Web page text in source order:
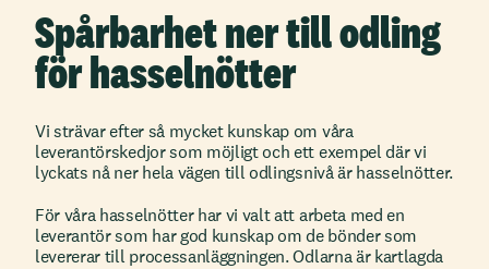
Spårbarhet ner till odling
för hasselnötter
Vi strävar efter så mycket kunskap om våra
leverantörskedjor som möjligt och ett exempel där vi
lyckats nå ner hela vägen till odlingsnivå är hasselnötter.
För våra hasselnötter har vi valt att arbeta med en
leverantör som har god kunskap om de bönder som
levererar till processanläggningen. Odlarna är kartlagda